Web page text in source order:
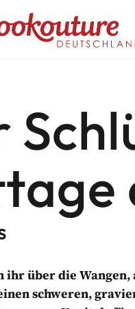
von
Handelsnamen von
ihr über die
schweren,